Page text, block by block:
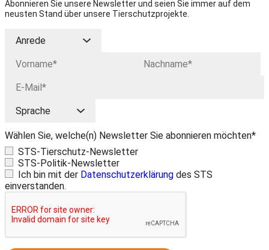
Abonnieren Sie unsere Newsletter und seien Sie immer auf dem
neusten Stand über unsere Tierschutzprojekte.
Wählen Sie, welche(n) Newsletter Sie abonnieren möchten*
STS-Tierschutz-Newsletter
STS-Politik-Newsletter
Ich bin mit der Datenschutzerklärung des STS
einverstanden.